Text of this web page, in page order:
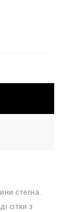
стегна.
сітки з